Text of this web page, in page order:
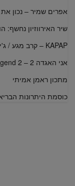
אפרים שמיר – נכון
שיר האירווזיון נחשף:
KAPAP – קרב מגע / ג'יו ג'יטסו ישראלי
אני האגדה 2 – I AM legend 2
מתכון ראמן אמיתי
כוסמת היתרונות